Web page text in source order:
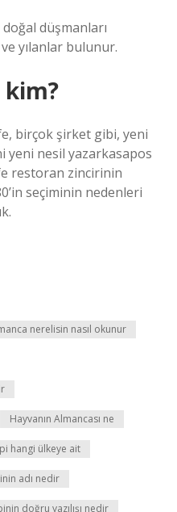
düşmanları
yılanlar bulunur.
birçok şirket gibi, yeni
yeni nesil yazarkasapos
restoran zincirinin
seçiminin nedenleri
nerelisin nasıl okunur
Hayvanın Almancası ne
hangi ülkeye ait
adı nedir
doğru yazılışı nedir